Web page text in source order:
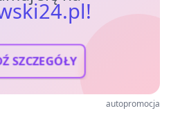
SZCZEGÓŁY
autopromocja